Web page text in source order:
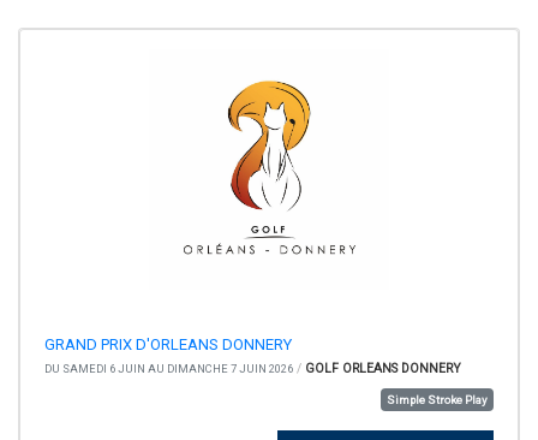
GRAND PRIX D'ORLEANS DONNERY
DU SAMEDI 6 JUIN AU DIMANCHE 7 JUIN 2026 / GOLF ORLEANS DONNERY
Simple Stroke Play